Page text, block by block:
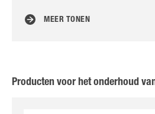
MEER TONEN
Producten voor het onderhoud